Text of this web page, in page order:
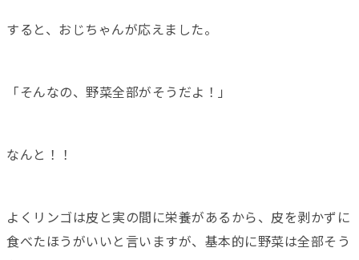
すると、おじちゃんが応えました。
「そんなの、野菜全部がそうだよ！」
なんと！！
よくリンゴは皮と実の間に栄養があるから、皮を剥かずに
食べたほうがいいと言いますが、基本的に野菜は全部そう